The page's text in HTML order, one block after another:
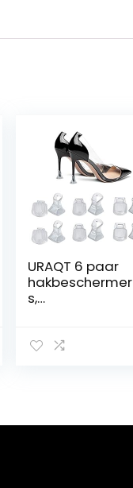
URAQT 6 paar
hakbeschermer
s,
hielbeschermers
stiletto, stiletto